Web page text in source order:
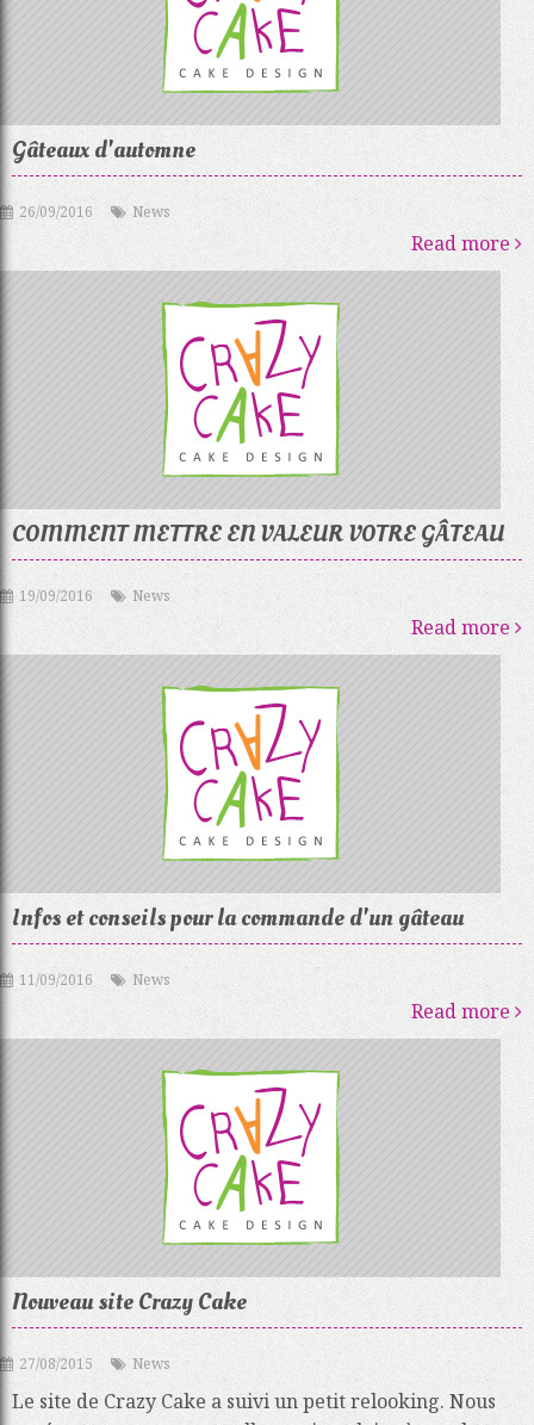
Gâteaux d'automne
26/09/2016 News
Read more
COMMENT METTRE EN VALEUR VOTRE GÂTEAU
19/09/2016 News
Read more
Infos et conseils pour la commande d'un gâteau
11/09/2016 News
Read more
Nouveau site Crazy Cake
27/08/2015 News
Le site de Crazy Cake a suivi un petit relooking. Nous